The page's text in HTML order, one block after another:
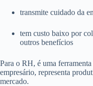
transmite cuidado da
tem custo baixo por
outros benefícios
Para o RH, é uma
empresário, representa
mercado.